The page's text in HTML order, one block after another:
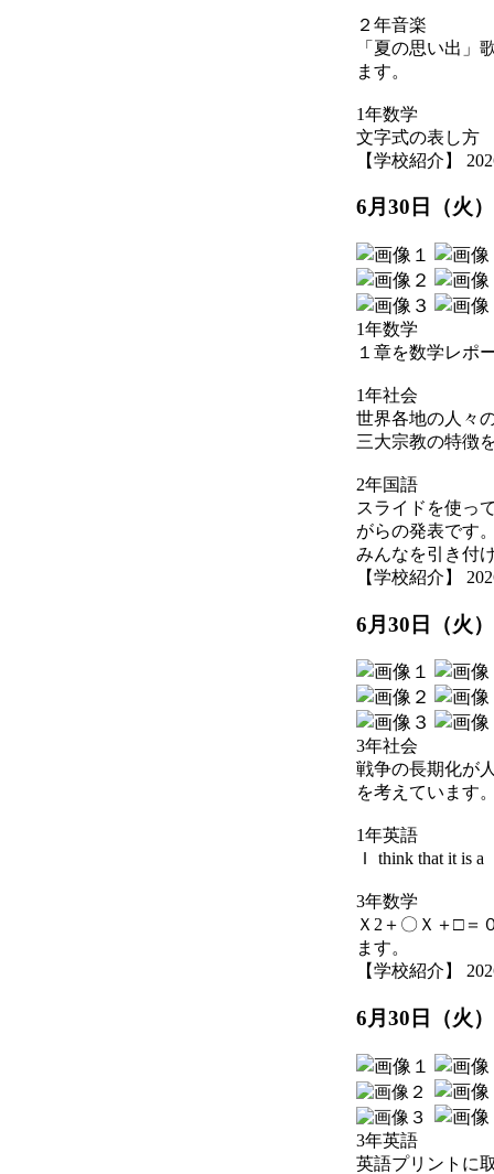
２年音楽
「夏の思い出」
ます。
1年数学
文字式の表し方
【学校紹介】
6月30日（火
1年数学
１章を数学レポ
1年社会
世界各地の人々
三大宗教の特徴
2年国語
スライドを使っ
がらの発表です
みんなを引き付
【学校紹介】
6月30日（火
3年社会
戦争の長期化が
を考えています
1年英語
Ｉ think that it is
3年数学
Ｘ2＋〇Ｘ＋□＝
ます。
【学校紹介】
6月30日（火
3年英語
英語プリントに